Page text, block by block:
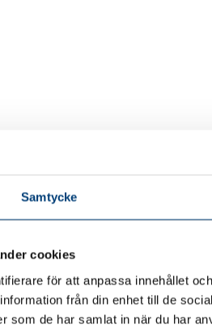
Samtycke
cookies
för att anpassa innehållet
från din enhet till de
som de har samlat in när du har